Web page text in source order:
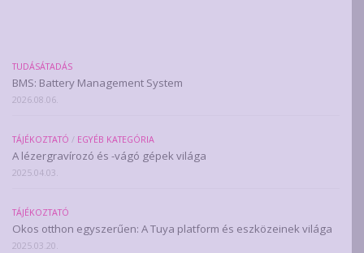
TUDÁSÁTADÁS
BMS: Battery Management System
2026.08.06.
TÁJÉKOZTATÓ / EGYÉB KATEGÓRIA
A lézergravírozó és -vágó gépek világa
2025.04.03.
TÁJÉKOZTATÓ
Okos otthon egyszerűen: A Tuya platform és eszközeinek világa
2025.03.20.